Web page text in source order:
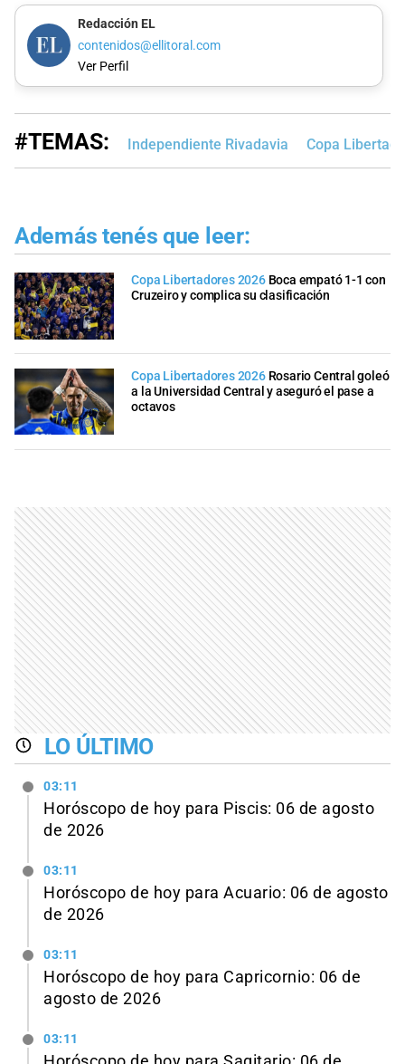
Redacción EL
contenidos@ellitoral.com
Ver Perfil
#TEMAS: Independiente Rivadavia Copa
Además tenés que leer:
Copa Libertadores 2026 Boca empató 1-1 con
Cruzeiro y complica su clasificación
Copa Libertadores 2026 Rosario Central goleó
a la Universidad Central y aseguró el pase a
octavos
LO ÚLTIMO
03:11
Horóscopo de hoy para Piscis: 06 de agosto
de 2026
03:11
Horóscopo de hoy para Acuario: 06 de agosto
de 2026
03:11
Horóscopo de hoy para Capricornio: 06 de
agosto de 2026
03:11